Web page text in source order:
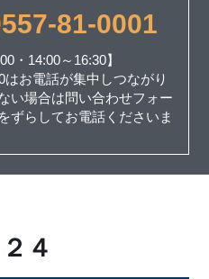
81-0001
・14:00～16:30】
はお電話が集中しつながり
い場合は問い合わせフォー
ずらしてお電話くださいま
４